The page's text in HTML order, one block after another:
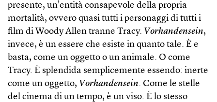
presente, un’entità consapevole della propria
mortalità, ovvero quasi tutti i personaggi di tutti i
film di Woody Allen tranne Tracy. Vorhandensein,
invece, è un essere che esiste in quanto tale. È e
basta, come un oggetto o un animale. O come
Tracy. È splendida semplicemente essendo: inerte
come un oggetto, Vorhandensein. Come le stelle
del cinema di un tempo, è un viso. È lo stesso